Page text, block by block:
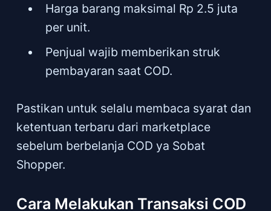
Harga barang maksimal Rp 2.5 juta
per unit.
Penjual wajib memberikan struk
pembayaran saat COD.
Pastikan untuk selalu membaca syarat dan
ketentuan terbaru dari marketplace
sebelum berbelanja COD ya Sobat
Shopper.
Cara Melakukan Transaksi COD